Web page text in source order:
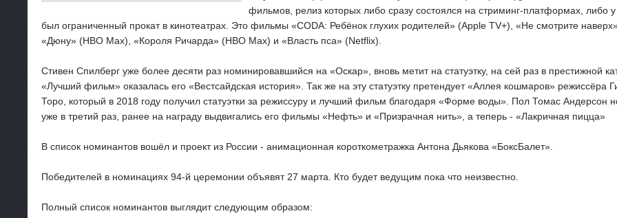
фильмов, релиз которых либо сразу состоялся на стриминг-платформах, либо у
был ограниченный прокат в кинотеатрах. Это фильмы «CODA: Ребёнок глухих родителей» (Apple TV+), «Не смотрите
«Дюну» (HBO Max), «Короля Ричарда» (HBO Max) и «Власть пса» (Netflix).
Стивен Спилберг уже более десяти раз номинировавшийся на «Оскар», вновь метит на статуэтку, на сей раз в престижной
«Лучший фильм» оказалась его «Вестсайдская история». Так же на эту статуэтку претендует «Аллея кошмаров» режиссёра
Торо, который в 2018 году получил статуэтки за режиссуру и лучший фильм благодаря «Форме воды». Пол Томас Андерсон
уже в третий раз, ранее на награду выдвигались его фильмы «Нефть» и «Призрачная нить», а теперь - «Лакричная пицца»
В список номинантов вошёл и проект из России - анимационная короткометражка Антона Дьякова «БоксБалет».
Победителей в номинациях 94-й церемонии объявят 27 марта. Кто будет ведущим пока что неизвестно.
Полный список номинантов выглядит следующим образом: